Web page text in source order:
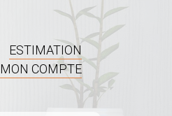
ESTIMATION
MON COMPTE